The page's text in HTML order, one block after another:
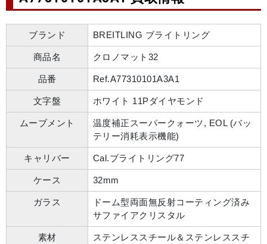
ブランド BREITLING ブライトリング
商品名 クロノマット32
品番 Ref.A77310101A3A1
文字盤 ホワイト 11Pダイヤモンド
ムーブメント
温度補正スーパークォーツ, EOL (バッ
テリー消耗表示機能)
キャリバー Cal.ブライトリング77
ケース 32mm
ガラス
ドーム型両面無反射コーティング済み
サファイアクリスタル
素材
ステンレススチール＆ステンレススチ